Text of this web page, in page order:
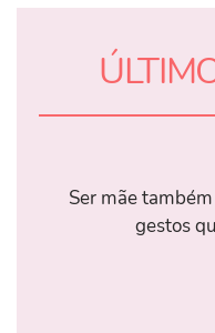
Ser mãe
gestos